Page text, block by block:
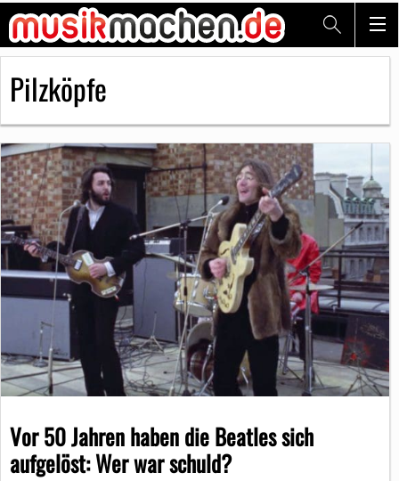
Pilzköpfe
Vor 50 Jahren haben die Beatles sich
aufgelöst: Wer war schuld?